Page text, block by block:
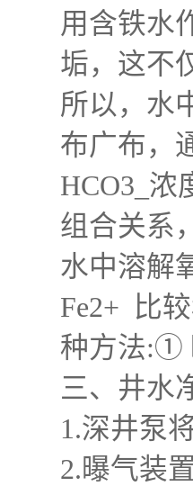
用含铁水
垢，这不
所以，水
布广布，
HCO3_浓
组合关系
水中溶解
Fe2+ 比
种方法:①
三、井水
1.深井泵
2.曝气装